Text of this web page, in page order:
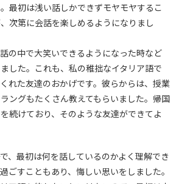
最初は浅い話しかできずモヤモヤするこ
次第に会話を楽しめるようになりまし
の中で大笑いできるようになった時など
した。これも、私の稚拙なイタリア語で
れた友達のおかげです。彼らからは、授業
ングもたくさん教えてもらいました。帰国
続けており、そのような友達ができてよ
、最初は何を話しているのかよく理解でき
ごすこともあり、悔しい思いをしました。